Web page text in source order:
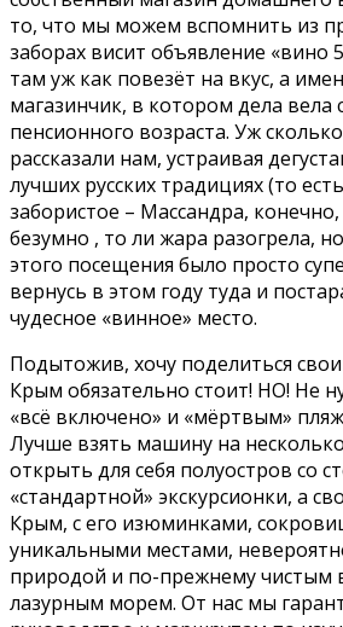
то, что мы можем вспомнить из
заборах висит объявление «вино
там уж как повезёт на вкус, а
магазинчик, в котором дела вела
пенсионного возраста. Уж
рассказали нам, устраивая
лучших русских традициях (то
забористое – Массандра,
безумно , то ли жара разогрела,
этого посещения было просто
вернусь в этом году туда и
чудесное «винное» место.
Подытожив, хочу поделиться
Крым обязательно стоит! НО! Не
«всё включено» и «мёртвым»
Лучше взять машину на
открыть для себя полуостров со
«стандартной» экскурсионки, а
Крым, с его изюминками,
уникальными местами,
природой и по-прежнему чистым
лазурным морем. От нас мы